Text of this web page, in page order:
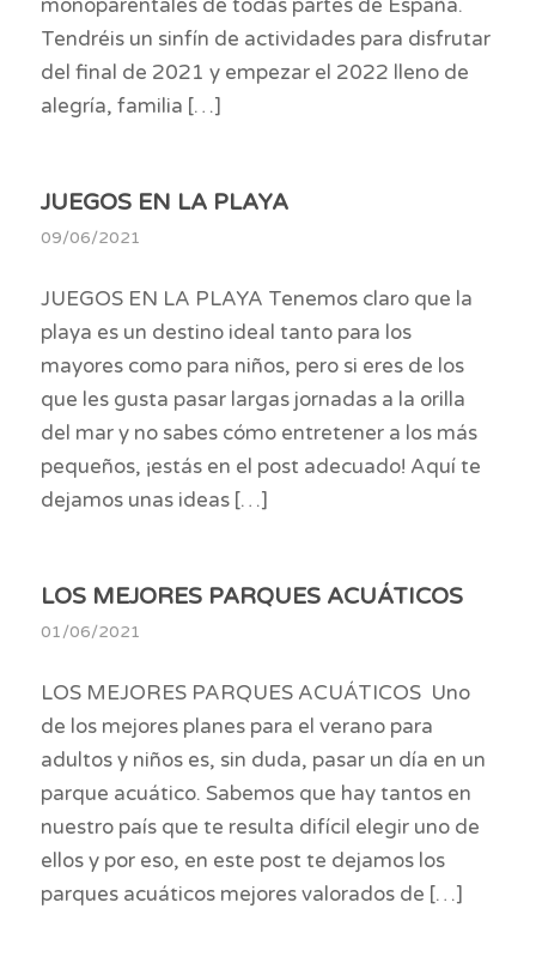
monoparentales de todas partes de España.
Tendréis un sinfín de actividades para disfrutar
del final de 2021 y empezar el 2022 lleno de
alegría, familia […]
JUEGOS EN LA PLAYA
09/06/2021
JUEGOS EN LA PLAYA Tenemos claro que la
playa es un destino ideal tanto para los
mayores como para niños, pero si eres de los
que les gusta pasar largas jornadas a la orilla
del mar y no sabes cómo entretener a los más
pequeños, ¡estás en el post adecuado! Aquí te
dejamos unas ideas […]
LOS MEJORES PARQUES ACUÁTICOS
01/06/2021
LOS MEJORES PARQUES ACUÁTICOS Uno
de los mejores planes para el verano para
adultos y niños es, sin duda, pasar un día en un
parque acuático. Sabemos que hay tantos en
nuestro país que te resulta difícil elegir uno de
ellos y por eso, en este post te dejamos los
parques acuáticos mejores valorados de […]